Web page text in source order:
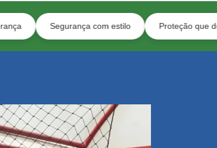
Segurança com estilo Proteção que dura anos e